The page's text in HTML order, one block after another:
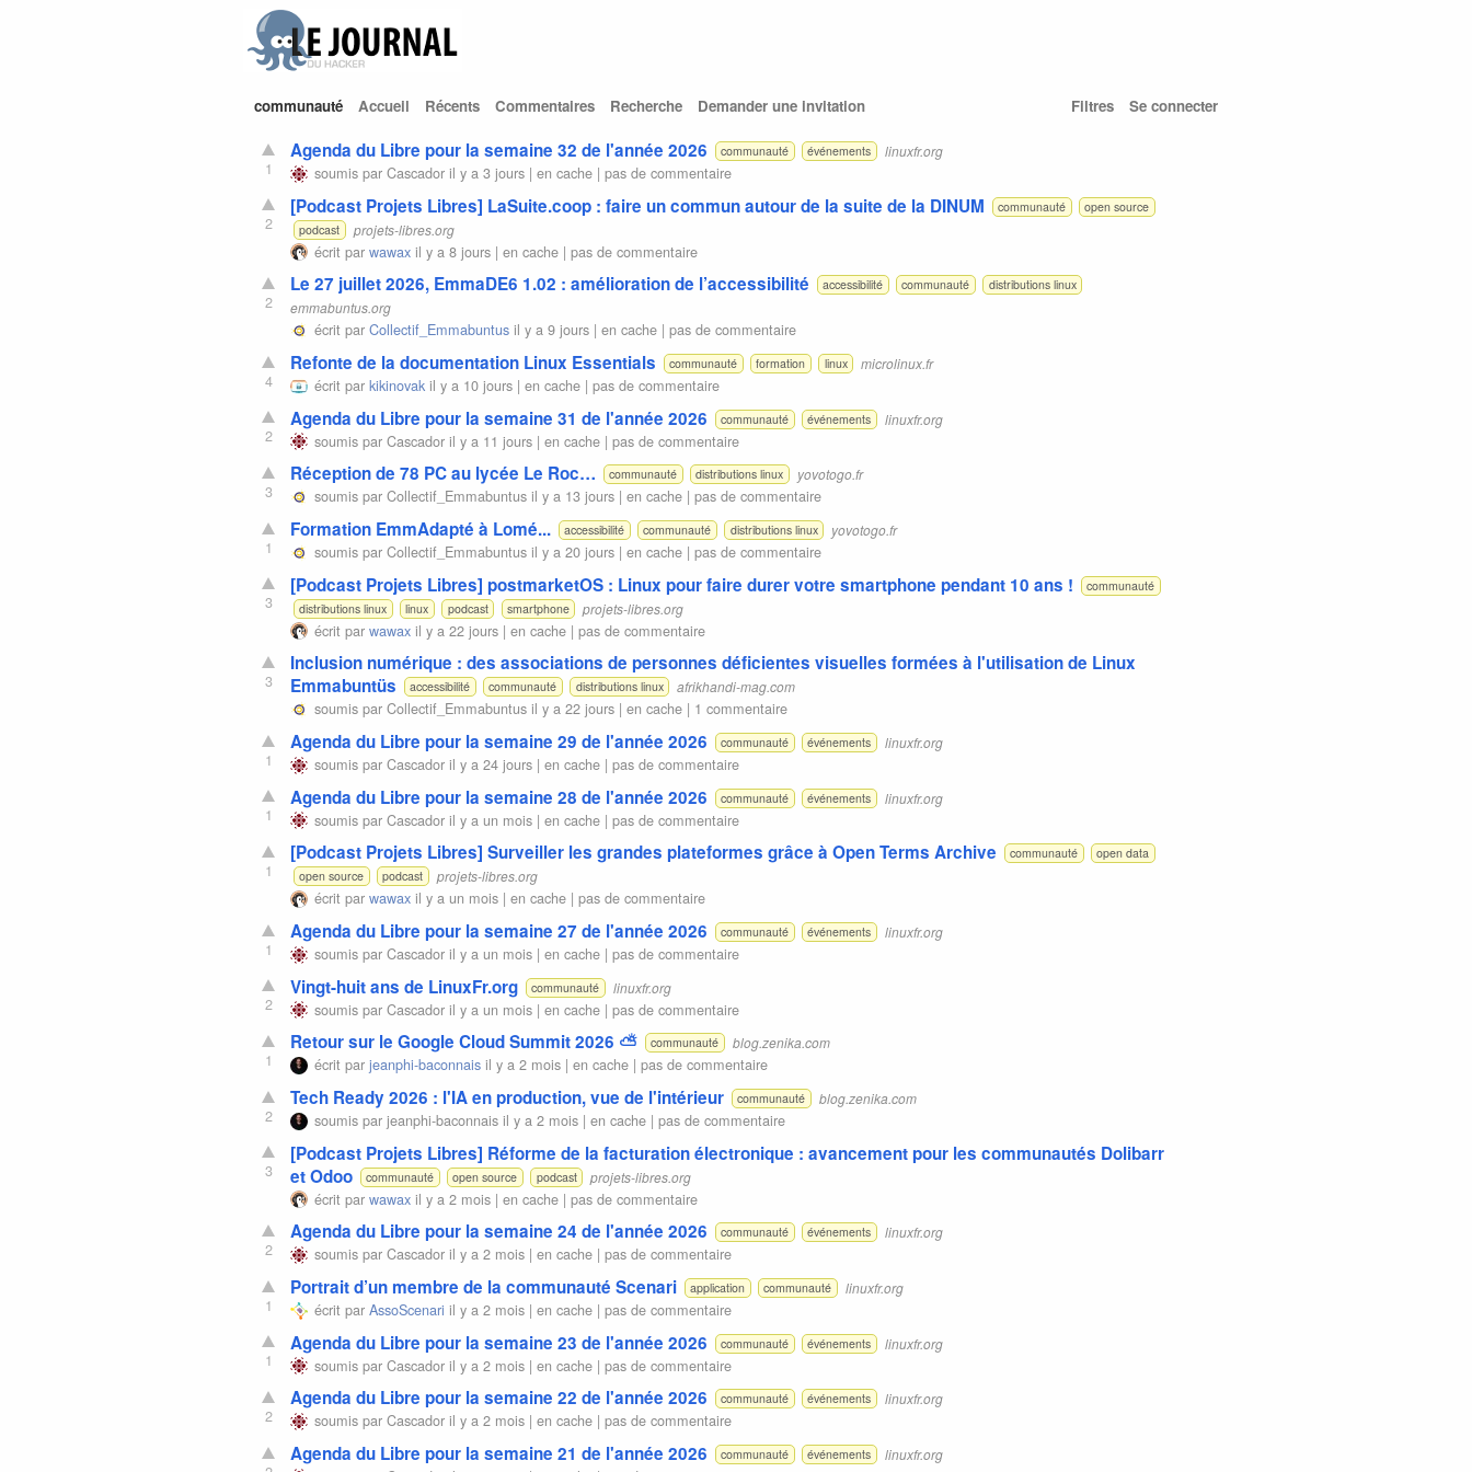
communauté Accueil Récents Commentaires Recherche Demander une invitation Filtres Se connecter
1
Agenda du Libre pour la semaine 32 de l'année 2026 communauté événements linuxfr.org
soumis parCascador il y a 3 jours |en cache |pas de commentaire
2
[Podcast Projets Libres] LaSuite.coop : faire un commun autour de la suite de la DINUM communauté
open source
podcast
projets-libres.org
écrit parwawax il y a 8 jours |en cache |pas de commentaire
2
Le 27 juillet 2026, EmmaDE6 1.02 : amélioration de l’accessibilité accessibilité communauté distributions linux
emmabuntus.org
écrit parCollectif_Emmabuntus il y a 9 jours |en cache |pas de commentaire
4
Refonte de la documentation Linux Essentials communauté formation linux microlinux.fr
écrit parkikinovak il y a 10 jours |en cache |pas de commentaire
2
Agenda du Libre pour la semaine 31 de l'année 2026 communauté événements linuxfr.org
soumis parCascador il y a 11 jours |en cache |pas de commentaire
3
Réception de 78 PC au lycée Le Roc… communauté distributions linux yovotogo.fr
soumis parCollectif_Emmabuntus il y a 13 jours |en cache |pas de commentaire
1
Formation EmmAdapté à Lomé... accessibilité communauté distributions linux yovotogo.fr
soumis parCollectif_Emmabuntus il y a 20 jours |en cache |pas de commentaire
3
[Podcast Projets Libres] postmarketOS : Linux pour faire durer votre smartphone pendant 10 ans !
communauté
distributions linux
linux podcast smartphone projets-libres.org
écrit parwawax il y a 22 jours |en cache |pas de commentaire
3
Inclusion numérique : des associations de personnes déficientes visuelles formées à l'utilisation de Linux
Emmabuntüs
accessibilité communauté distributions linux afrikhandi-mag.com
soumis parCollectif_Emmabuntus il y a 22 jours |en cache | 1 commentaire
1
Agenda du Libre pour la semaine 29 de l'année 2026 communauté événements linuxfr.org
soumis parCascador il y a 24 jours |en cache |pas de commentaire
1
Agenda du Libre pour la semaine 28 de l'année 2026 communauté événements linuxfr.org
soumis parCascador il y a un mois |en cache |pas de commentaire
1
[Podcast Projets Libres] Surveiller les grandes plateformes grâce à Open Terms Archive communauté
open data
open source
podcast projets-libres.org
écrit parwawax il y a un mois |en cache |pas de commentaire
1
Agenda du Libre pour la semaine 27 de l'année 2026 communauté événements linuxfr.org
soumis parCascador il y a un mois |en cache |pas de commentaire
2
Vingt-huit ans de LinuxFr.org communauté linuxfr.org
soumis parCascador il y a un mois |en cache |pas de commentaire
1
Retour sur le Google Cloud Summit 2026 ⛅ communauté blog.zenika.com
écrit parjeanphi-baconnais il y a 2 mois |en cache |pas de commentaire
2
Tech Ready 2026 : l'IA en production, vue de l'intérieur communauté blog.zenika.com
soumis parjeanphi-baconnais il y a 2 mois |en cache |pas de commentaire
3
[Podcast Projets Libres] Réforme de la facturation électronique : avancement pour les communautés Dolibarr
et Odoo
communauté open source podcast projets-libres.org
écrit parwawax il y a 2 mois |en cache |pas de commentaire
2
Agenda du Libre pour la semaine 24 de l'année 2026 communauté événements linuxfr.org
soumis parCascador il y a 2 mois |en cache |pas de commentaire
1
Portrait d’un membre de la communauté Scenari application communauté linuxfr.org
écrit parAssoScenari il y a 2 mois |en cache |pas de commentaire
1
Agenda du Libre pour la semaine 23 de l'année 2026 communauté événements linuxfr.org
soumis parCascador il y a 2 mois |en cache |pas de commentaire
2
Agenda du Libre pour la semaine 22 de l'année 2026 communauté événements linuxfr.org
soumis parCascador il y a 2 mois |en cache |pas de commentaire
Agenda du Libre pour la semaine 21 de l'année 2026 communauté événements linuxfr.org